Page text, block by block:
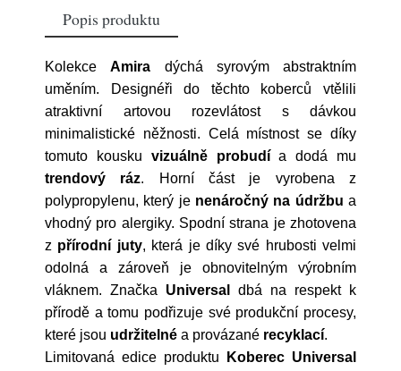
Popis produktu
KolekceAmira dýchá syrovým abstraktním
uměním. Designéři do těchto koberců vtělili
atraktivní artovou rozevlátost s dávkou
minimalistické něžnosti. Celá místnost se díky
tomuto kousku vizuálně probudía dodá mu
trendový ráz. Horní část je vyrobena z
polypropylenu, který je nenáročný na údržbu a
vhodný pro alergiky. Spodní strana je zhotovena
z přírodní juty, která je díky své hrubosti velmi
odolná a zároveň je obnovitelným výrobním
vláknem. Značka Universal
dbá na respekt k
přírodě a tomu podřizuje své produkční procesy,
které jsou udržitelné a provázané recyklací.
Limitovaná edice produktu
Koberec Universal